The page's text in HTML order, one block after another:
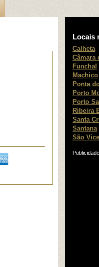
Locais
Calheta
Câmara
Funchal
Machico
Ponta
Porto
Porto
Ribeira
Santa
Santana
São
Publicidade